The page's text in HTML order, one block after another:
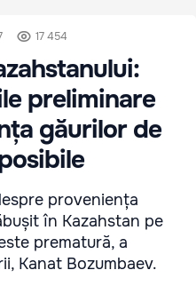
17 454
preliminare
găurilor de
proveniența
în Kazahstan pe
prematură, a
Kanat Bozumbaev.